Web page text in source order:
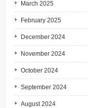
March 2025
February 2025
December 2024
November 2024
October 2024
September 2024
August 2024